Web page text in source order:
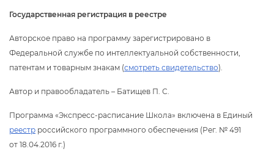
Государственная регистрация в реестре
Авторское право на программу зарегистрировано
Федеральной службе по интеллектуальной собственности,
патентам и товарным знакам (смотреть свидетельство).
Автор и правообладатель – Батищев П. С.
Программа «Экспресс-расписание Школа» включена в Единый
реестр российского программного обеспечения (Рег. № 491
от 18.04.2016 г.)